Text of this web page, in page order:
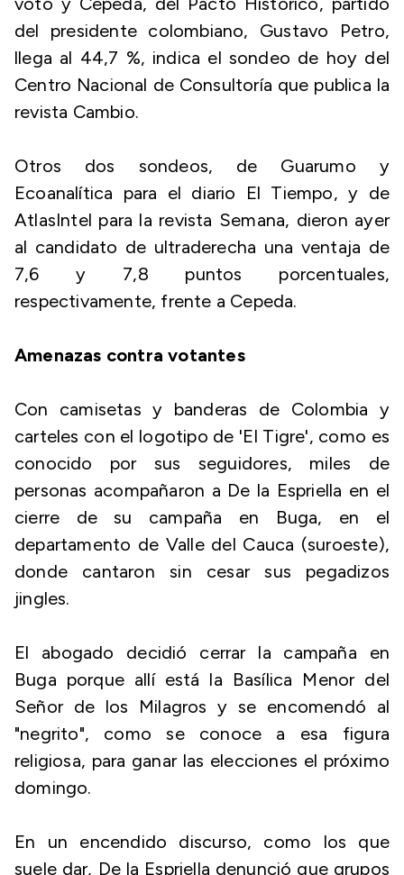
del presidente colombiano, Gustavo Petro,
llega al 44,7 %, indica el sondeo de hoy del
Centro Nacional de Consultoría que publica la
revista Cambio.
Otros dos sondeos, de Guarumo y
Ecoanalítica para el diario El Tiempo, y de
AtlasIntel para la revista Semana, dieron ayer
al candidato de ultraderecha una ventaja de
7,6 y 7,8 puntos porcentuales,
respectivamente, frente a Cepeda.
Amenazas contra votantes
Con camisetas y banderas de Colombia y
carteles con el logotipo de 'El Tigre', como es
conocido por sus seguidores, miles de
personas acompañaron a De la Espriella en el
cierre de su campaña en Buga, en el
departamento de Valle del Cauca (suroeste),
donde cantaron sin cesar sus pegadizos
jingles.
El abogado decidió cerrar la campaña en
Buga porque allí está la Basílica Menor del
Señor de los Milagros y se encomendó al
"negrito", como se conoce a esa figura
religiosa, para ganar las elecciones el próximo
domingo.
En un encendido discurso, como los que
suele dar, De la Espriella denunció que grupos